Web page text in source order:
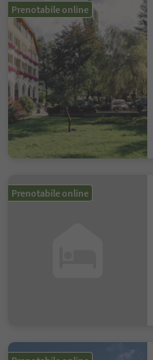
Prenotabile online
Prenotabile online